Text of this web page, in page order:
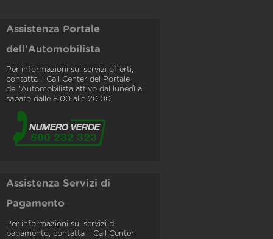
Assistenza Portale
dell'Automobilista
Per informazioni sui servizi offerti,
contatta il Call Center del Portale
dell'Automobilista attivo dal lunedì al
sabato dalle 8.00 alle 20.00
Assistenza Servizi di
Pagamento
Per informazioni sui servizi di
pagamento, contatta il Call Center